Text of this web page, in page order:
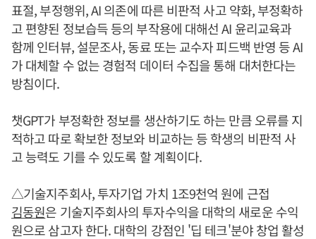
표절, 부정행위, AI 의존에 따른 비판적 사고 약화, 부정확하
고 편향된 정보습득 등의 부작용에 대해선 AI 윤리교육과
함께 인터뷰, 설문조사, 동료 또는 교수자 피드백 반영 등 AI
가 대체할 수 없는 경험적 데이터 수집을 통해 대처한다는
방침이다.
챗GPT가 부정확한 정보를 생산하기도 하는 만큼 오류를 지
적하고 따로 확보한 정보와 비교하는 등 학생의 비판적 사
고 능력도 기를 수 있도록 할 계획이다.
△기술지주회사, 투자기업 가치 1조9천억 원에 근접
김동원은 기술지주회사의 투자수익을 대학의 새로운 수익
원으로 삼고자 한다. 대학의 강점인 '딥 테크'분야 창업 활성